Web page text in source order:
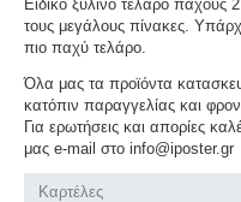
Ειδικό ξύλινο τελάρο πάχους
τους μεγάλους πίνακες.
πιο παχύ τελάρο.
Όλα μας τα προϊόντα
κατόπιν παραγγελίας και
Για ερωτήσεις και απορίες
μας e-mail στο info@iposter.gr
Καρτέλες